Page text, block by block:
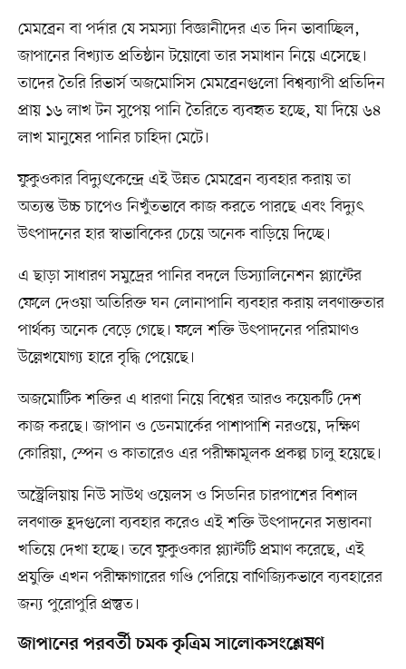
মেমব্রেন বা পর্দার যে সমস্যা বিজ্ঞানীদের এত দিন ভাবাচ্ছিল,
জাপানের বিখ্যাত প্রতিষ্ঠান টয়োবো তার সমাধান নিয়ে এসেছে।
তাদের তৈরি রিভার্স অজমোসিস মেমব্রেনগুলো বিশ্বব্যাপী প্রতিদিন
প্রায় ১৬ লাখ টন সুপেয় পানি তৈরিতে ব্যবহৃত হচ্ছে, যা দিয়ে ৬৪
লাখ মানুষের পানির চাহিদা মেটে।
ফুকুওকার বিদ্যুৎকেন্দ্রে এই উন্নত মেমব্রেন ব্যবহার করায় তা
অত্যন্ত উচ্চ চাপেও নিখুঁতভাবে কাজ করতে পারছে এবং বিদ্যুৎ
উৎপাদনের হার স্বাভাবিকের চেয়ে অনেক বাড়িয়ে দিচ্ছে।
এ ছাড়া সাধারণ সমুদ্রের পানির বদলে ডিস্যালিনেশন প্ল্যান্টের
ফেলে দেওয়া অতিরিক্ত ঘন লোনাপানি ব্যবহার করায় লবণাক্ততার
পার্থক্য অনেক বেড়ে গেছে। ফলে শক্তি উৎপাদনের পরিমাণও
উল্লেখযোগ্য হারে বৃদ্ধি পেয়েছে।
অজমোটিক শক্তির এ ধারণা নিয়ে বিশ্বের আরও কয়েকটি দেশ
কাজ করছে। জাপান ও ডেনমার্কের পাশাপাশি নরওয়ে, দক্ষিণ
কোরিয়া, স্পেন ও কাতারেও এর পরীক্ষামূলক প্রকল্প চালু হয়েছে।
অস্ট্রেলিয়ায় নিউ সাউথ ওয়েলস ও সিডনির চারপাশের বিশাল
লবণাক্ত হ্রদগুলো ব্যবহার করেও এই শক্তি উৎপাদনের সম্ভাবনা
খতিয়ে দেখা হচ্ছে। তবে ফুকুওকার প্ল্যান্টটি প্রমাণ করেছে, এই
প্রযুক্তি এখন পরীক্ষাগারের গণ্ডি পেরিয়ে বাণিজ্যিকভাবে ব্যবহারের
জন্য পুরোপুরি প্রস্তুত।
জাপানের পরবর্তী চমক কৃত্রিম সালোকসংশ্লেষণ